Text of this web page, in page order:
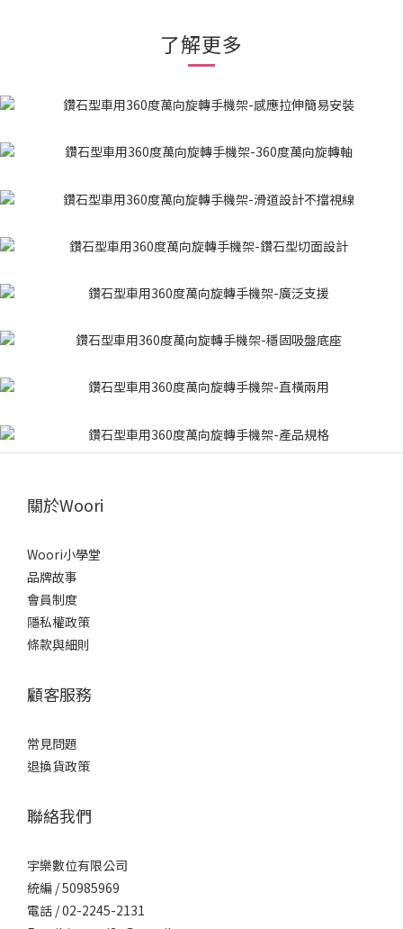
了解更多
關於Woori
Woori小學堂
品牌故事
會員制度
隱私權政策
條款與細則
顧客服務
常見問題
退換貨政策
聯絡我們
宇樂數位有限公司
統編 / ​50985969
電話 / 02-2245-2131